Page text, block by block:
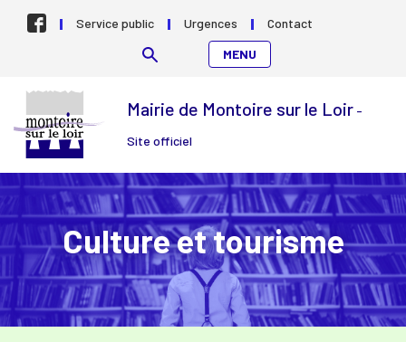
Aller au contenu
Mairie de Montoire sur le Loir -
Site officiel
Service public Urgences
Contact
MENU
Culture et tourisme